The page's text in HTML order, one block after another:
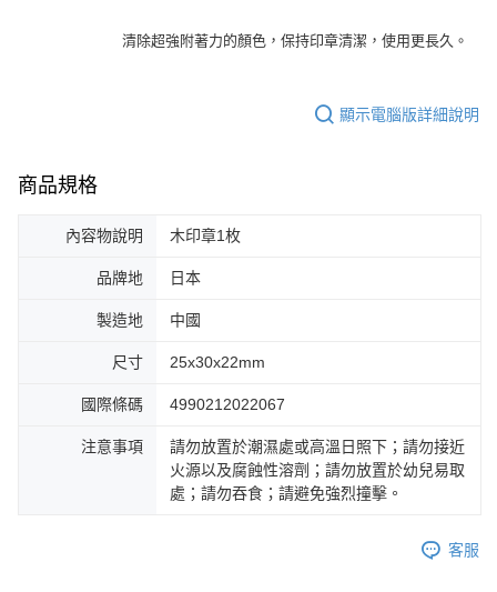
清除超強附著力的顏色，保持印章清潔，使用更長久。
顯示電腦版詳細說明
商品規格
內容物說明 木印章1枚
品牌地 日本
製造地 中國
尺寸 25x30x22mm
國際條碼 4990212022067
注意事項
請勿放置於潮濕處或高溫日照下；請勿接近
火源以及腐蝕性溶劑；請勿放置於幼兒易取
處；請勿吞食；請避免強烈撞擊。
客服